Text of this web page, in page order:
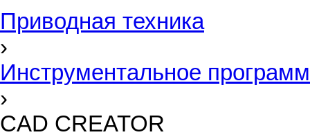
Приводная техника
›
Инструментальное
›
CAD CREATOR